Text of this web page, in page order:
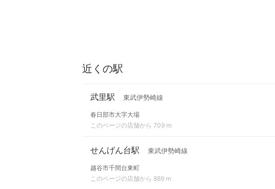
近くの駅
武里駅 東武伊勢崎線
春日部市大字大場
このページの店舗から 709 m
せんげん台駅 東武伊勢崎線
越谷市千間台東町
このページの店舗から 889 m